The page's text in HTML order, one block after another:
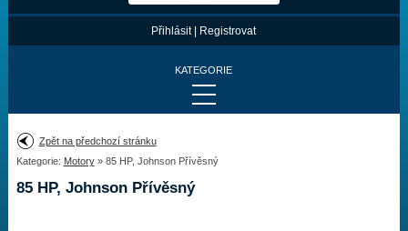
Přihlásit| Registrovat
KATEGORIE
Provedení:
Výrobce:
Zpět na předchozí stránku
Kategorie: Motory» 85 HP, Johnson Přívěsný
85 HP, Johnson Přívěsný